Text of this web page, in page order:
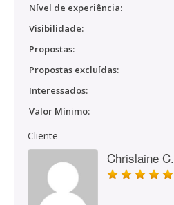
Nível de experiência:
Visibilidade:
Propostas:
Propostas excluídas:
Interessados:
Valor Mínimo:
Cliente
Chrislaine C.